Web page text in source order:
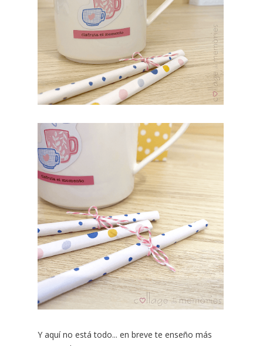
Y aquí no está todo... en breve te enseño más